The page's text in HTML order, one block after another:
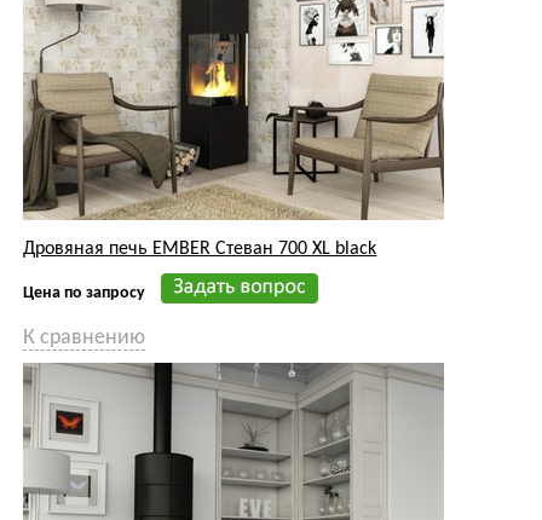
Дровяная печь EMBER Стеван 700 XL black
Цена по запросу
К сравнению